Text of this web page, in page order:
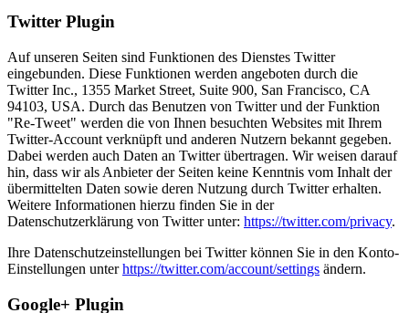
Twitter Plugin
Auf unseren Seiten sind Funktionen des Dienstes Twitter
eingebunden. Diese Funktionen werden angeboten durch die
Twitter Inc., 1355 Market Street, Suite 900, San Francisco, CA
94103, USA. Durch das Benutzen von Twitter und der Funktion
"Re-Tweet" werden die von Ihnen besuchten Websites mit Ihrem
Twitter-Account verknüpft und anderen Nutzern bekannt gegeben.
Dabei werden auch Daten an Twitter übertragen. Wir weisen darauf
hin, dass wir als Anbieter der Seiten keine Kenntnis vom Inhalt der
übermittelten Daten sowie deren Nutzung durch Twitter erhalten.
Weitere Informationen hierzu finden Sie in der
Datenschutzerklärung von Twitter unter: https://twitter.com/privacy.
Ihre Datenschutzeinstellungen bei Twitter können Sie in den Konto-
Einstellungen unterhttps://twitter.com/account/settings ändern.
Google+ Plugin